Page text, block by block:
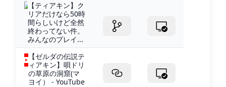
【ティアキン】ク
リアだけなら50時
間らしいけど全然
終わってない件。
みんなのプレイ...
【ゼルダの伝説テ
ィアキン】唄ドリ
の草原の洞窟(マ
ヨイ） - YouTube